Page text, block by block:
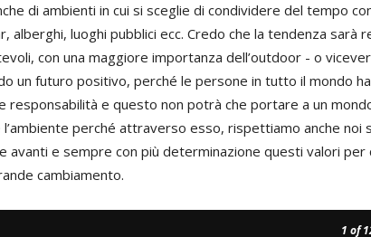
di ambienti in cui si sceglie di condividere del tempo
luoghi pubblici ecc. Credo che la tendenza sarà
con una maggiore importanza dell’outdoor - o
un futuro positivo, perché le persone in tutto il mondo
responsabilità e questo non potrà che portare a un
perché attraverso esso, rispettiamo anche noi
e sempre con più determinazione questi valori per
cambiamento.
1 of